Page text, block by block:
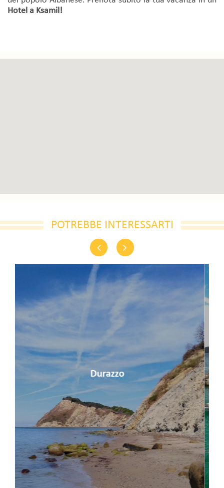
Hotel a Ksamil!
POTREBBE INTERESSARTI
Saranda
PreviousNext